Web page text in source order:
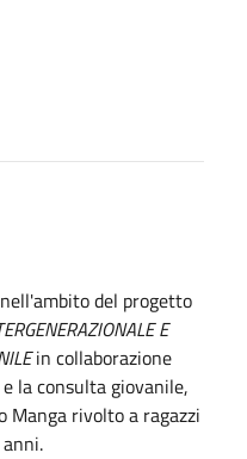
del progetto
E
in collaborazione
la consulta giovanile,
Manga rivolto a ragazzi